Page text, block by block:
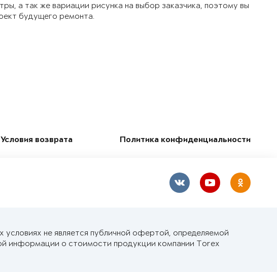
а так же вариации рисунка на выбор заказчика, поэтому вы
будущего ремонта.
Условия возврата Политика конфиденциальности
не является публичной офертой, определяемой
информации о стоимости продукции компании Torex